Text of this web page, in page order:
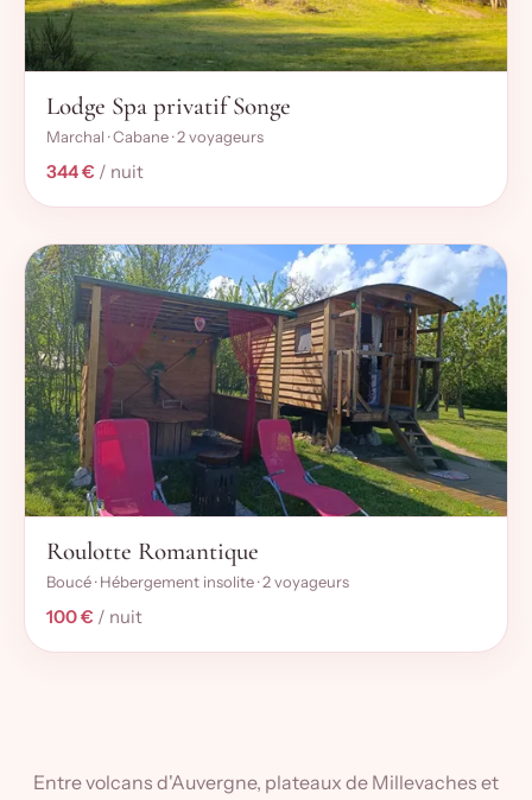
Lodge Spa privatif Songe
Marchal · Cabane · 2 voyageurs
344 € / nuit
Roulotte Romantique
Boucé · Hébergement insolite · 2 voyageurs
100 € / nuit
Entre volcans d'Auvergne, plateaux de Millevaches et